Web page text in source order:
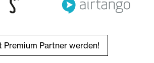
Premium Partner werden!